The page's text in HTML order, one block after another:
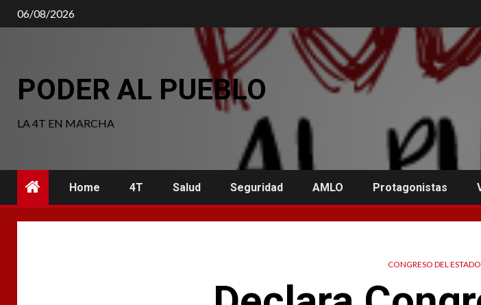
Saltar
al
06/08/2026
PODER AL PUEBLO
LA 4T EN MARCHA
Home 4T Salud Seguridad AMLO Protagonistas
CONGRESO DEL